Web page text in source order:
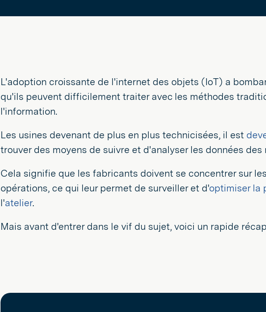
L'adoption croissante de l'internet des objets (IoT) a
qu'ils peuvent difficilement traiter avec les méthodes
l'information.
Les usines devenant de plus en plus technicisées, il est
trouver des moyens de suivre et d'analyser les données
Cela signifie que les fabricants doivent se concentrer sur
opérations, ce qui leur permet de surveiller et d'optimiser la
l'atelier.
Mais avant d'entrer dans le vif du sujet, voici un rapide